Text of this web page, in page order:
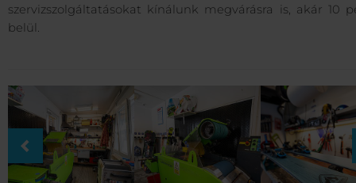
szervizszolgáltatásokat kínálunk megvárásra is, akár 10
belül.